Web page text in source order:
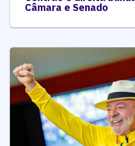
Câmara e Senado